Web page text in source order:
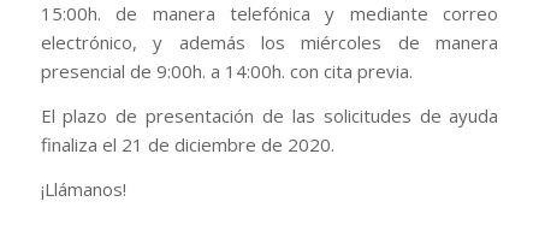
15:00h. de manera telefónica y mediante correo
electrónico, y además los miércoles de manera
presencial de 9:00h. a 14:00h. con cita previa.
El plazo de presentación de las solicitudes de ayuda
finaliza el 21 de diciembre de 2020.
¡Llámanos!